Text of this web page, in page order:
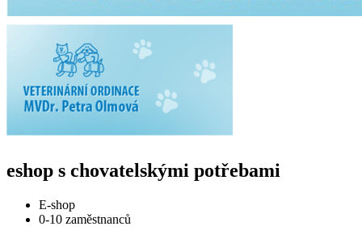
eshop s chovatelskými potřebami
E-shop
0-10 zaměstnanců